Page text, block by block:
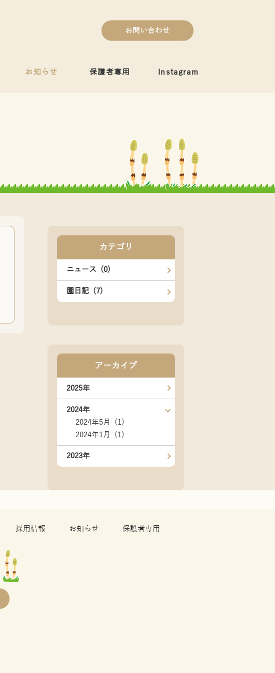
お問い合わせ
お知らせ 保護者専用 Instagram
カテゴリ
ニュース (0)
園日記 (7)
アーカイブ
2025年
2024年
2024年5月 (1)
2024年1月 (1)
2023年
採用情報 お知らせ 保護者専用